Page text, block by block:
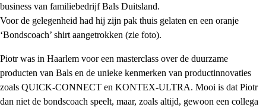
business van familiebedrijf Bals Duitsland.
Voor de gelegenheid had hij zijn pak thuis gelaten en een oranje
‘Bondscoach’ shirt aangetrokken (zie foto).
Piotr was in Haarlem voor een masterclass over de duurzame
producten van Bals en de unieke kenmerken van productinnovaties
zoals QUICK-CONNECT en KONTEX-ULTRA. Mooi is dat Piotr
dan niet de bondscoach speelt, maar, zoals altijd, gewoon een collega